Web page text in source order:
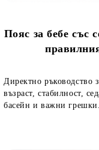
Пояс за бебе със
Директно ръководство
възраст, стабилност,
басейн и важни грешки.